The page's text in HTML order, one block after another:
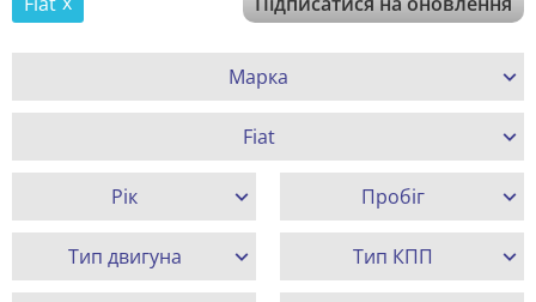
Марка
Fiat
Рік Пробіг
Тип двигуна Тип КПП